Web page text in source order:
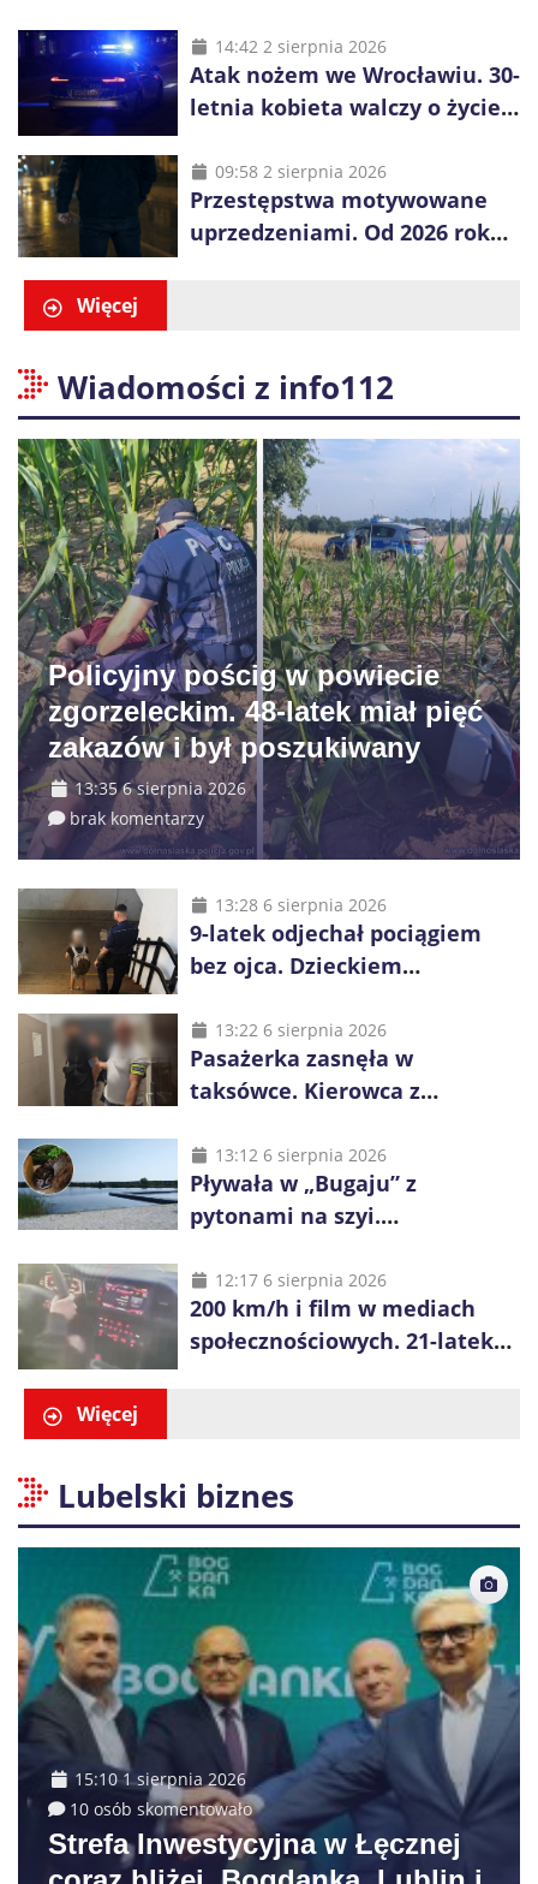
14:42 2 sierpnia 2026
Atak nożem we Wrocławiu. 30-
letnia kobieta walczy o życie,
obywatela Ukrainy
09:58 2 sierpnia 2026
Przestępstwa motywowane
uprzedzeniami. Od 2026 roku
Więcej
Wiadomości z info112
Policyjny pościg w powiecie
zgorzeleckim. 48-latek miał pięć
zakazów i był poszukiwany
13:35 6 sierpnia 2026
brak komentarzy
13:28 6 sierpnia 2026
9-latek odjechał pociągiem
bez ojca. Dzieckiem
i kierownik składu
13:22 6 sierpnia 2026
Pasażerka zasnęła w
taksówce. Kierowca z
na obrzeża Wrocławia
13:12 6 sierpnia 2026
Pływała w „Bugaju” z
pytonami na szyi.
12:17 6 sierpnia 2026
200 km/h i film w mediach
społecznościowych. 21-latek
Więcej
Lubelski biznes
15:10 1 sierpnia 2026
10 osób skomentowało
Strefa Inwestycyjna w Łęcznej